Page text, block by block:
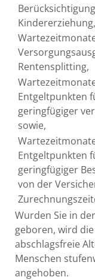
Kindererziehung,
Rentensplitting,
Entgeltpunkten
geringfügiger
sowie,
Entgeltpunkten
geringfügiger
von der
Wurden Sie in
geboren, wird
abschlagsfreie
Menschen
angehoben.